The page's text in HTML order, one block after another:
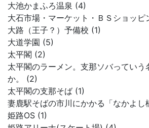
大池かまふろ温泉 (4)
大石市場・マーケット・ＢＳショッピ
大路（王子？）予備校 (1)
大道学園 (5)
太平閣 (2)
太平閣のラーメン。支那ソバっていう
か。 (2)
太平閣の支那そば (1)
妻鹿駅そばの市川にかかる「なかよし
姫路OS (1)